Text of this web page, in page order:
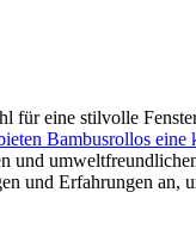
für eine stilvolle
Bambusrollos eine
und
und Erfahrungen an,